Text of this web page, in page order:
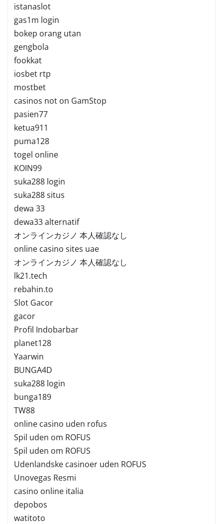
istanaslot
gas1m login
bokep orang utan
gengbola
fookkat
iosbet rtp
mostbet
casinos not on GamStop
pasien77
ketua911
puma128
togel online
KOIN99
suka288 login
suka288 situs
dewa 33
dewa33 alternatif
オンラインカジノ 本人確認なし
online casino sites uae
オンラインカジノ 本人確認なし
lk21.tech
rebahin.to
Slot Gacor
gacor
Profil Indobarbar
planet128
Yaarwin
BUNGA4D
suka288 login
bunga189
TW88
online casino uden rofus
Spil uden om ROFUS
Spil uden om ROFUS
Udenlandske casinoer uden ROFUS
Unovegas Resmi
casino online italia
depobos
watitoto